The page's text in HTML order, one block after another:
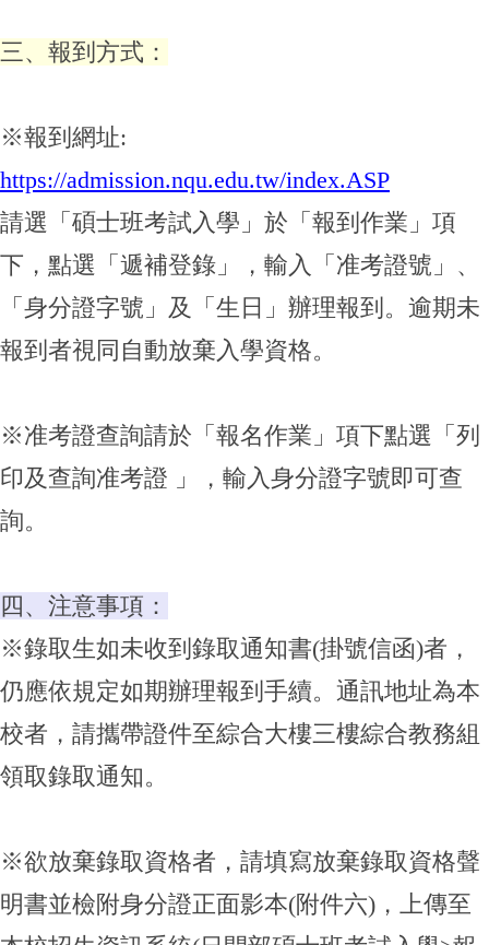
三、報到方式：
※報到網址:
https://admission.nqu.edu.tw/index.ASP
請選「碩士班考試入學」於「報到作業」項
下，點選「遞補登錄」，輸入「准考證號」、
「身分證字號」及「生日」辦理報到。逾期未
報到者視同自動放棄入學資格。
※准考證查詢請於「報名作業」項下點選「列
印及查詢准考證 」，輸入身分證字號即可查
詢。
四、注意事項：
※錄取生如未收到錄取通知書(掛號信函)者，
仍應依規定如期辦理報到手續。通訊地址為本
校者，請攜帶證件至綜合大樓三樓綜合教務組
領取錄取通知。
※欲放棄錄取資格者，請填寫放棄錄取資格聲
明書並檢附身分證正面影本(附件六)，上傳至